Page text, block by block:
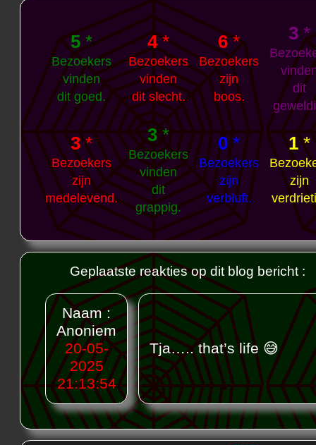
5*
Bezoekers
vinden
dit goed.
4*
Bezoekers
vinden
dit slecht.
6*
Bezoekers
zijn
boos.
3 *
dit
3*
Bezoekers
zijn
medelevend.
3*
Bezoekers
vinden
dit
grappig.
0*
Bezoekers
zijn
verbluft.
1*
zijn
Geplaatste reakties op dit blog bericht :
Naam :
Anoniem
20-05-
2025
21:13:54
Tja….. that’s life 😅